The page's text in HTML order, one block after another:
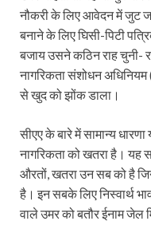
नौकरी के लिए आवेदन में जुट
बनाने के लिए घिसी-पिटी
बजाय उसने कठिन राह चुनी-
नागरिकता संशोधन
से खुद को झोंक डाला।
सीएए के बारे में सामान्य
नागरिकता को खतरा है। यह
औरतों, खतरा उन सब को है
है। इन सबके लिए निस्‍वार्थ
वाले उमर को बतौर ईनाम जेल